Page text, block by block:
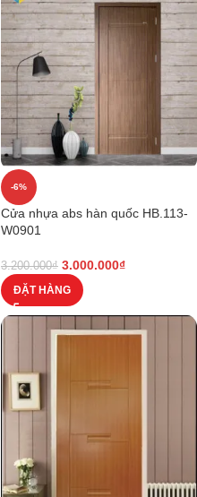
-6%
Cửa nhựa abs hàn quốc HB.113-
W0901
3.200.000₫ 3.000.000₫
ĐẶT HÀNG